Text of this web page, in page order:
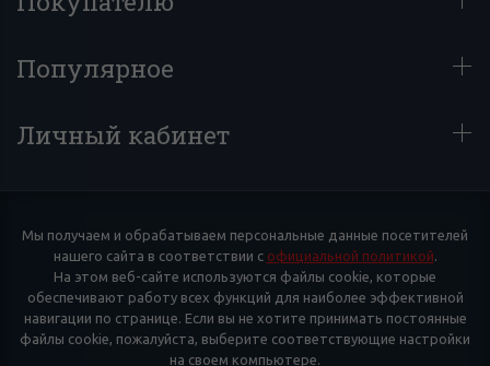
Популярное
Личный кабинет
Мы получаем и обрабатываем персональные данные посетителей
нашего сайта в соответствии с официальной политикой.
На этом веб-сайте используются файлы cookie, которые
обеспечивают работу всех функций для наиболее эффективной
навигации по странице. Если вы не хотите принимать постоянные
файлы cookie, пожалуйста, выберите соответствующие настройки
на своем компьютере.